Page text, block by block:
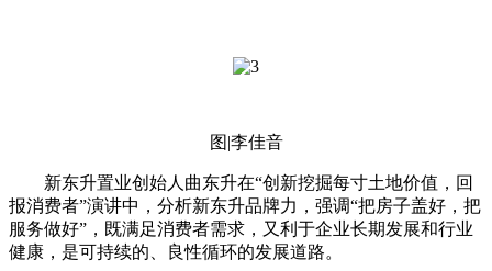
图|李佳音
新东升置业创始人曲东升在“创新挖掘每寸土地价值，回
报消费者”演讲中，分析新东升品牌力，强调“把房子盖好，把
服务做好”，既满足消费者需求，又利于企业长期发展和行业
健康，是可持续的、良性循环的发展道路。